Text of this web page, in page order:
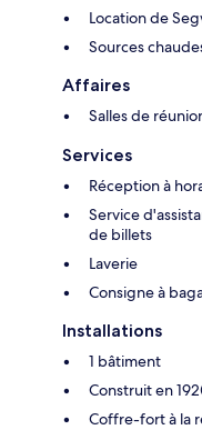
Location de
Sources
Affaires
Salles de
Services
Réception à
Service
de billets
Laverie
Consigne à
Installations
1 bâtiment
Construit en
Coffre-fort à la